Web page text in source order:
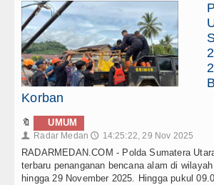
Korban
🔖 UMUM
👤 Radar Medan 🕔 14:25:22, 29 Nov 2025
RADARMEDAN.COM - Polda Sumatera
terbaru penanganan bencana alam di
hingga 29 November 2025. Hingga pukul